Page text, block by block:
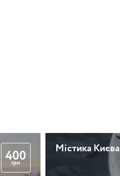
400
грн
Містика Києва